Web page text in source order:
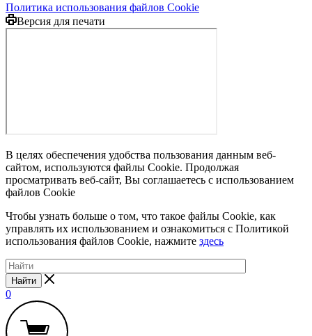
Политика использования файлов Cookie
Версия для печати
В целях обеспечения удобства пользования данным веб-
сайтом, используются файлы Cookie. Продолжая
просматривать веб-сайт, Вы соглашаетесь с использованием
файлов Cookie
Чтобы узнать больше о том, что такое файлы Cookie, как
управлять их использованием и ознакомиться с Политикой
использования файлов Cookie, нажмите здесь
Найти
0